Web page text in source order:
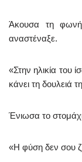
Άκουσα τη
αναστέναξε.
«Στην ηλικία του
κάνει τη δουλειά
Ένιωσα το
«Η φύση δεν σου